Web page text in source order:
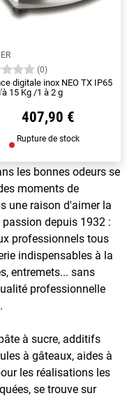
(0)
digitale inox NEO TX IP65
15 Kg /1 à 2 g
407,90 €
Rupture de stock
les bonnes odeurs se
moments de
une raison d'aimer la
passion depuis 1932 :
professionnels tous
indispensables à la
entremets... sans
professionnelle
à sucre, additifs
à gâteaux, aides à
les réalisations les
se trouve sur